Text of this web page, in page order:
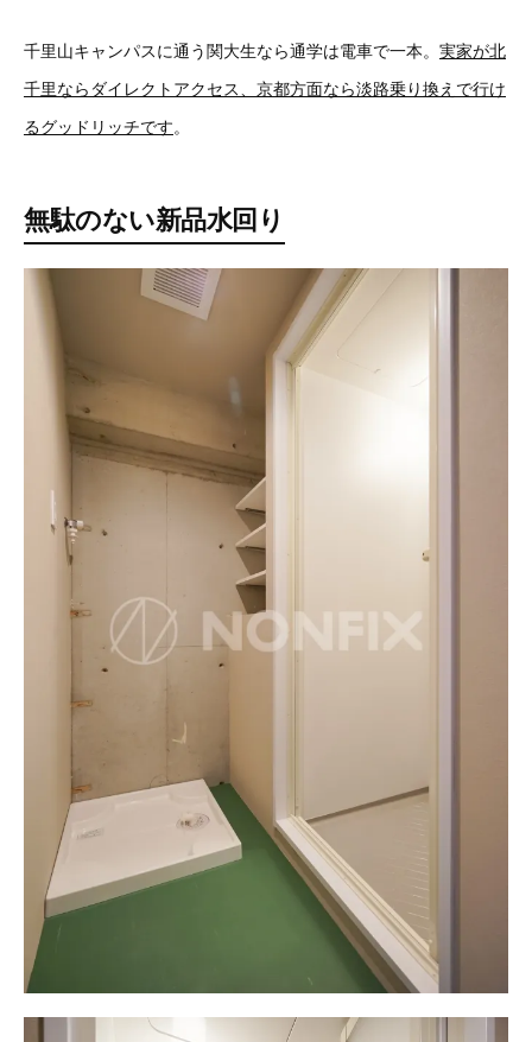
千里山キャンパスに通う関大生なら通学は電車で一本。 実家が北
千里ならダイレクトアクセス、京都方面なら淡路乗り換えで行け
るグッドリッチです。
無駄のない新品水回り